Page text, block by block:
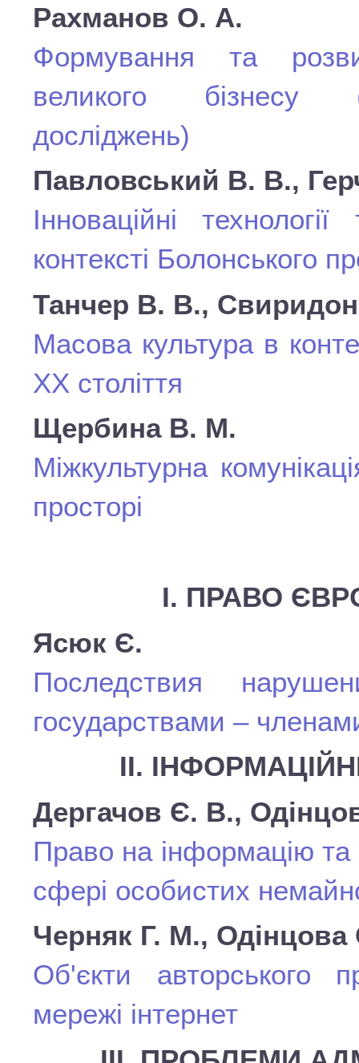
Рахманов О. А.
Формування та
великого бізнесу
досліджень)
Павловський В. В.,
Інноваційні
контексті Болонського
Танчер В. В.,
Масова культура в
ХХ століття
Щербина В. М.
Міжкультурна
просторі
І. ПРАВО
Ясюк Є.
Последствия
государствами –
ІІ.
Дергачов Є. В.,
Право на інформацію та
сфері особистих
Черняк Г. М.,
Об'єкти авторського
мережі інтернет